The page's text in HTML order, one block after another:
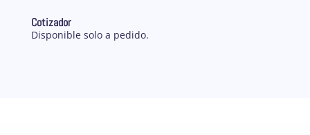
Cotizador
Disponible solo a pedido.